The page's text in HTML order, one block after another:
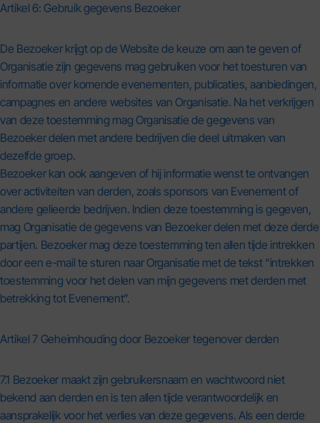
Artikel 6: Gebruik gegevens Bezoeker
De Bezoeker krijgt op de Website de keuze om aan te geven of
Organisatie zijn gegevens mag gebruiken voor het toesturen van
informatie over komende evenementen, publicaties, aanbiedingen,
campagnes en andere websites van Organisatie. Na het verkrijgen
van deze toestemming mag Organisatie de gegevens van
Bezoeker delen met andere bedrijven die deel uitmaken van
dezelfde groep.
Bezoeker kan ook aangeven of hij informatie wenst te ontvangen
over activiteiten van derden, zoals sponsors van Evenement of
andere gelieerde bedrijven. Indien deze toestemming is gegeven,
mag Organisatie de gegevens van Bezoeker delen met deze derde
partijen. Bezoeker mag deze toestemming ten allen tijde intrekken
door een e-mail te sturen naar Organisatie met de tekst “intrekken
toestemming voor het delen van mijn gegevens met derden met
betrekking tot Evenement”.
Artikel 7 Geheimhouding door Bezoeker tegenover derden
7.1 Bezoeker maakt zijn gebruikersnaam en wachtwoord niet
bekend aan derden en is ten allen tijde verantwoordelijk en
aansprakelijk voor het verlies van deze gegevens. Als een derde